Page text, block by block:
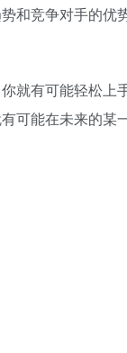
和竞争对手的优
就有可能轻松上
可能在未来的某